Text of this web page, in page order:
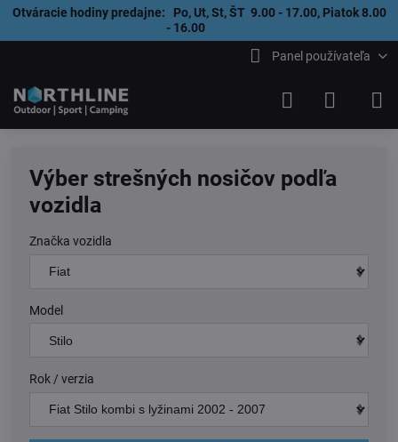
Otváracie hodiny predajne: Po, Ut, St, ŠT 9.00 - 17.00, Piatok 8.00
- 16.00
Panel používateľa
Výber strešných nosičov podľa
vozidla
Značka vozidla
Model
Rok / verzia